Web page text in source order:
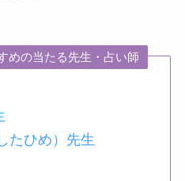
めの当たる先生・占い師
たひめ）先生